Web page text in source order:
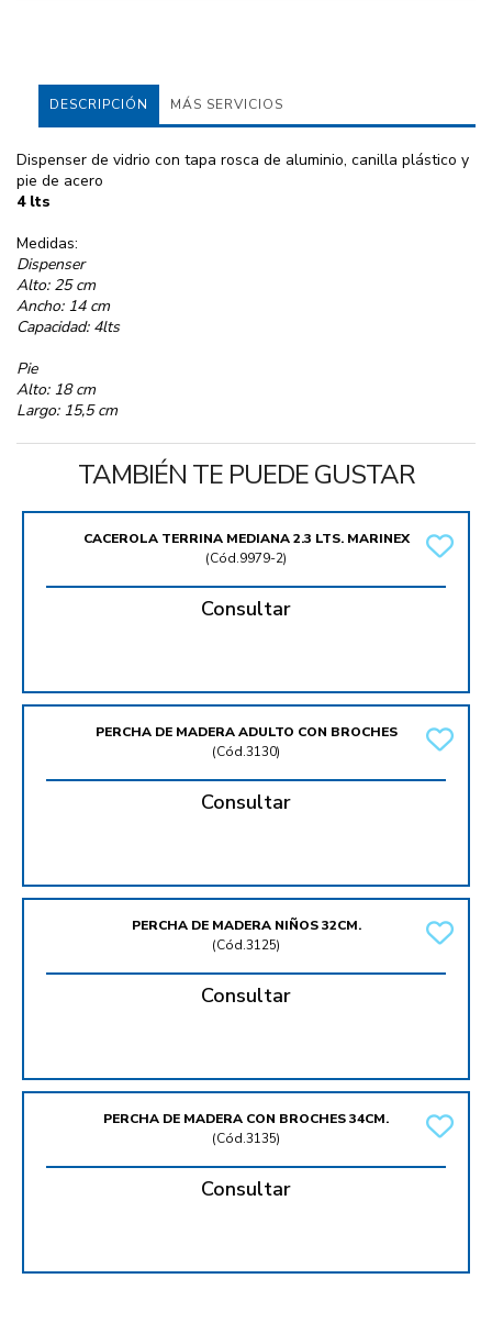
DESCRIPCIÓN MÁS SERVICIOS
Dispenser de vidrio con tapa rosca de aluminio, canilla plástico y
pie de acero
4 lts
Medidas:
Dispenser
Alto: 25 cm
Ancho: 14 cm
Capacidad: 4lts
Pie
Alto: 18 cm
Largo: 15,5 cm
TAMBIÉN TE PUEDE GUSTAR
CACEROLA TERRINA MEDIANA 2.3 LTS. MARINEX
(Cód.9979-2)
Consultar
PERCHA DE MADERA ADULTO CON BROCHES
(Cód.3130)
Consultar
PERCHA DE MADERA NIÑOS 32CM.
(Cód.3125)
Consultar
PERCHA DE MADERA CON BROCHES 34CM.
(Cód.3135)
Consultar